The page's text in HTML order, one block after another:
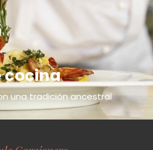
cocina
una tradición ancestral